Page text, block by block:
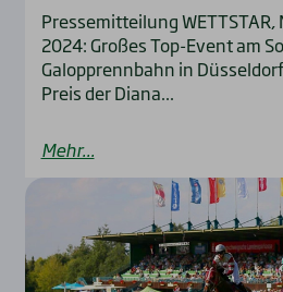
Pressemitteilung WETTSTAR,
2024: Großes Top-Event am
Galopprennbahn in
Preis der Diana...
Mehr...